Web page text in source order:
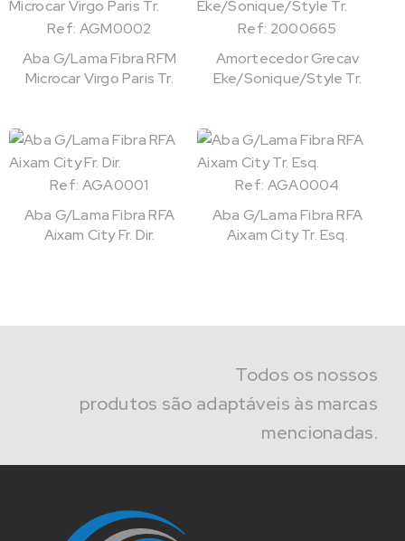
Ref: AGM0002
Aba G/Lama Fibra RFM
Microcar Virgo Paris Tr.
Ref: 2000665
Amortecedor Grecav
Eke/Sonique/Style Tr.
Ref: AGA0001
Aba G/Lama Fibra RFA
Aixam City Fr. Dir.
Ref: AGA0004
Aba G/Lama Fibra RFA
Aixam City Tr. Esq.
Todos os nossos
produtos são adaptáveis às marcas
mencionadas.